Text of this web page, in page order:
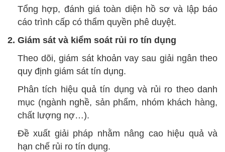
Tổng hợp, đánh giá toàn diện hồ sơ và lập báo
cáo trình cấp có thẩm quyền phê duyệt.
2. Giám sát và kiểm soát rủi ro tín dụng
Theo dõi, giám sát khoản vay sau giải ngân theo
quy định giám sát tín dụng.
Phân tích hiệu quả tín dụng và rủi ro theo danh
mục (ngành nghề, sản phẩm, nhóm khách hàng,
chất lượng nợ…).
Đề xuất giải pháp nhằm nâng cao hiệu quả và
hạn chế rủi ro tín dụng.